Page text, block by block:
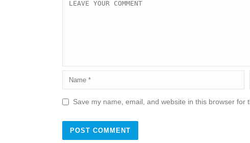
Save my name, email, and website in this browser for